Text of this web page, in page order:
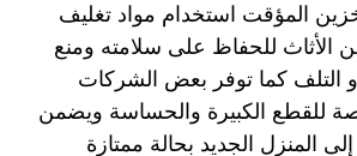
المؤقت استخدام مواد تغليف
الأثاث للحفاظ على سلامته ومنع
التلف كما توفر بعض الشركات
للقطع الكبيرة والحساسة ويضمن
المنزل الجديد بحالة ممتازة